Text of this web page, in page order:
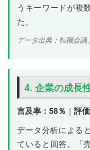
うキーワードが複
た。
データ出典：転職会議
4. 企業の成長
言及率：58％ ｜ 評
データ分析によると
ていると回答。「